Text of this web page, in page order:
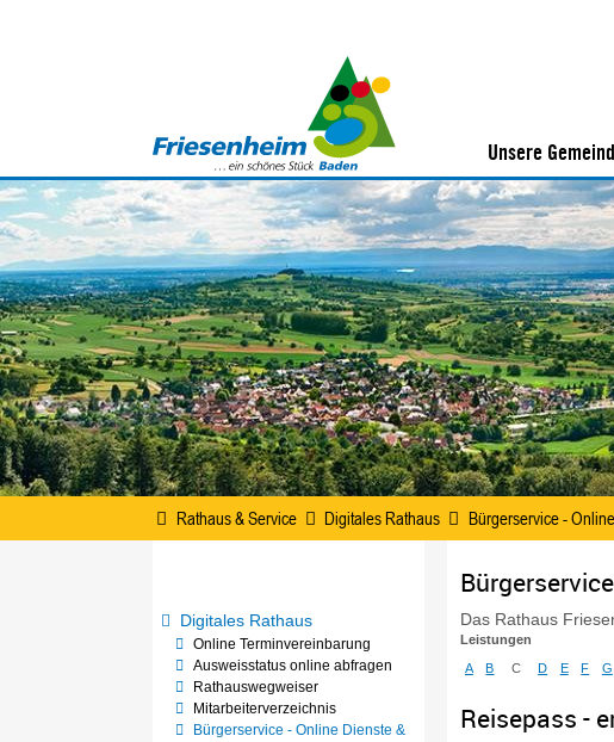
Unsere
Rathaus & Service Digitales Rathaus Bürgerservice -
Digitales Rathaus
Online Terminvereinbarung
Ausweisstatus online abfragen
Rathauswegweiser
Mitarbeiterverzeichnis
Bürgerservice - Online Dienste &
Das Rathaus
Leistungen
A
B C D E F G
Reisepass -